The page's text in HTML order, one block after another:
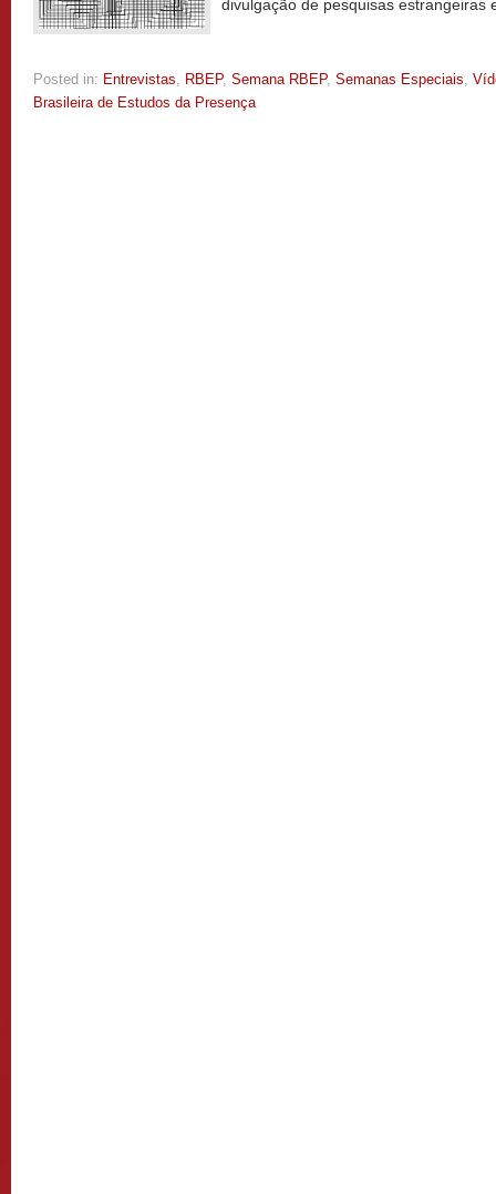
divulgação de pesquisas estrangeiras
Posted in: Entrevistas, RBEP, Semana RBEP, Semanas Especiais,
Brasileira de Estudos da Presença